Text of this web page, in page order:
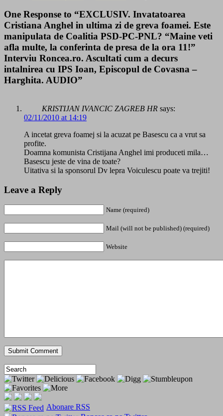
One Response to “EXCLUSIV. Invatatoarea
Cristiana Anghel in ultima zi de greva foamei. Este
manipulata de Coalitia PSD-PC-PNL? “Maine veti
afla multe, la conferinta de presa de la ora 11!”
Interviu Roncea.ro. Ascultati cum a decurs
intalnirea cu IPS Ioan, Episcopul de Covasna –
Harghita. AUDIO”
KRISTIJAN IVANCIC ZAGREB HR says:
02/11/2010 at 14:19
A incetat greva foamej si la acuzat pe Basescu ca a vrut sa
profite.
Doamna komunista Cristijana Anghel imi produceti mila…
Basescu jeste de vina de toate?
Uitativa si la sponsorul Dv lepra Voiculescu poate va trejiti!
Leave a Reply
Name (required)
Mail (will not be published) (required)
Website
Abonare RSS